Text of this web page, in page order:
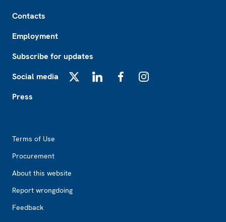
Contacts
Employment
Subscribe for updates
Social media
Press
Terms of Use
Procurement
About this website
Report wrongdoing
Feedback